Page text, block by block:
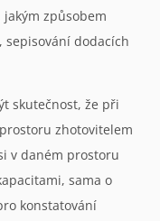
způsobem
dodacích
skutečnost, že při
zhotovitelem
v daném prostoru
sama o
konstatování